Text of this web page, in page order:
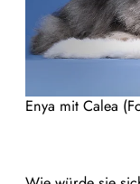
Enya mit Calea